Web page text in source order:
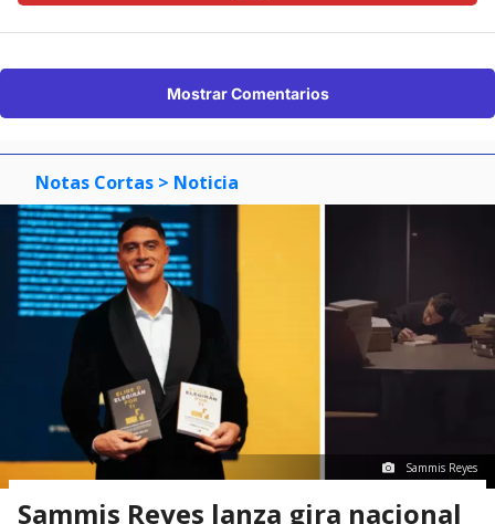
Mostrar Comentarios
Notas Cortas > Noticia
Sammis Reyes
Sammis Reyes lanza gira nacional